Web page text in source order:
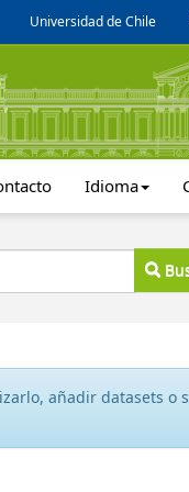
Universidad de Chile
Idioma
añadir datasets o